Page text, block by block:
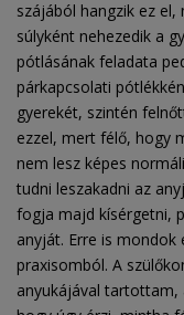
szájából hangzik ez
súlyként nehezedik a
pótlásának feladata
párkapcsolati
gyerekét, szintén
ezzel, mert félő, hogy
nem lesz képes
tudni leszakadni az
fogja majd kísérgetni,
anyját. Erre is mondok
praxisomból. A
anyukájával tartottam,